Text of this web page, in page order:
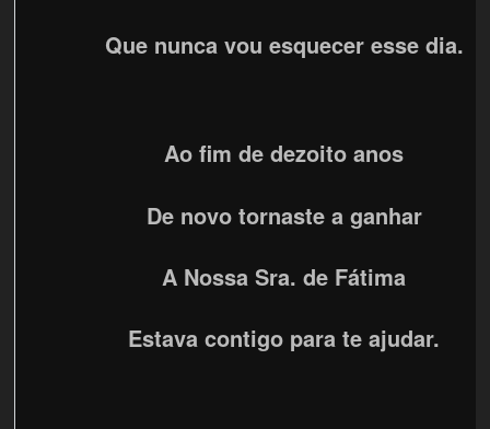
Que nunca vou esquecer esse dia.
Ao fim de dezoito anos
De novo tornaste a ganhar
A Nossa Sra. de Fátima
Estava contigo para te ajudar.